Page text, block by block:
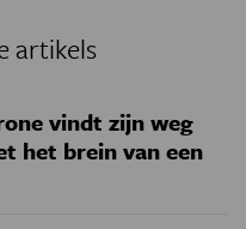
artikels
vindt zijn weg
het brein van een